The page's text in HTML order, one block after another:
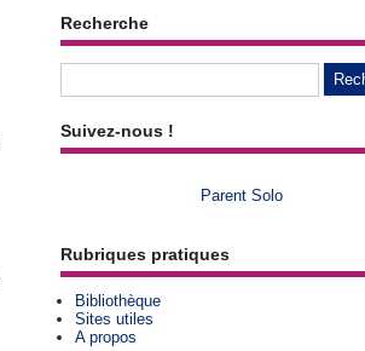
Recherche
Suivez-nous !
Parent Solo
Rubriques pratiques
Bibliothèque
Sites utiles
A propos